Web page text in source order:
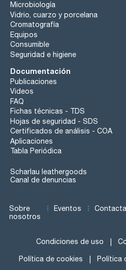
Microbiología
Vidrio, cuarzo y porcelana
Cromatografía
Equipos
Consumible
Seguridad e higiene
Documentación
Publicaciones
Videos
FAQ
Fichas técnicas - TDS
Hojas de seguridad - SDS
Certificados de análisis - COA
Aplicaciones
Tabla Periódica
Scharlau leathergoods
Canal de denuncias
Sobre
nosotros
Eventos Contacta
Condiciones de uso
Política de cookies Política